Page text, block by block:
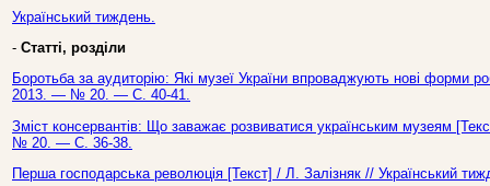
Український тиждень.
- Статті, розділи
Боротьба за аудиторію: Які музеї України впроваджують нові форми
2013. — № 20. — С. 40-41.
Зміст консервантів: Що заважає розвиватися українським музеям
№ 20. — С. 36-38.
Перша господарська революція [Текст] / Л. Залізняк //